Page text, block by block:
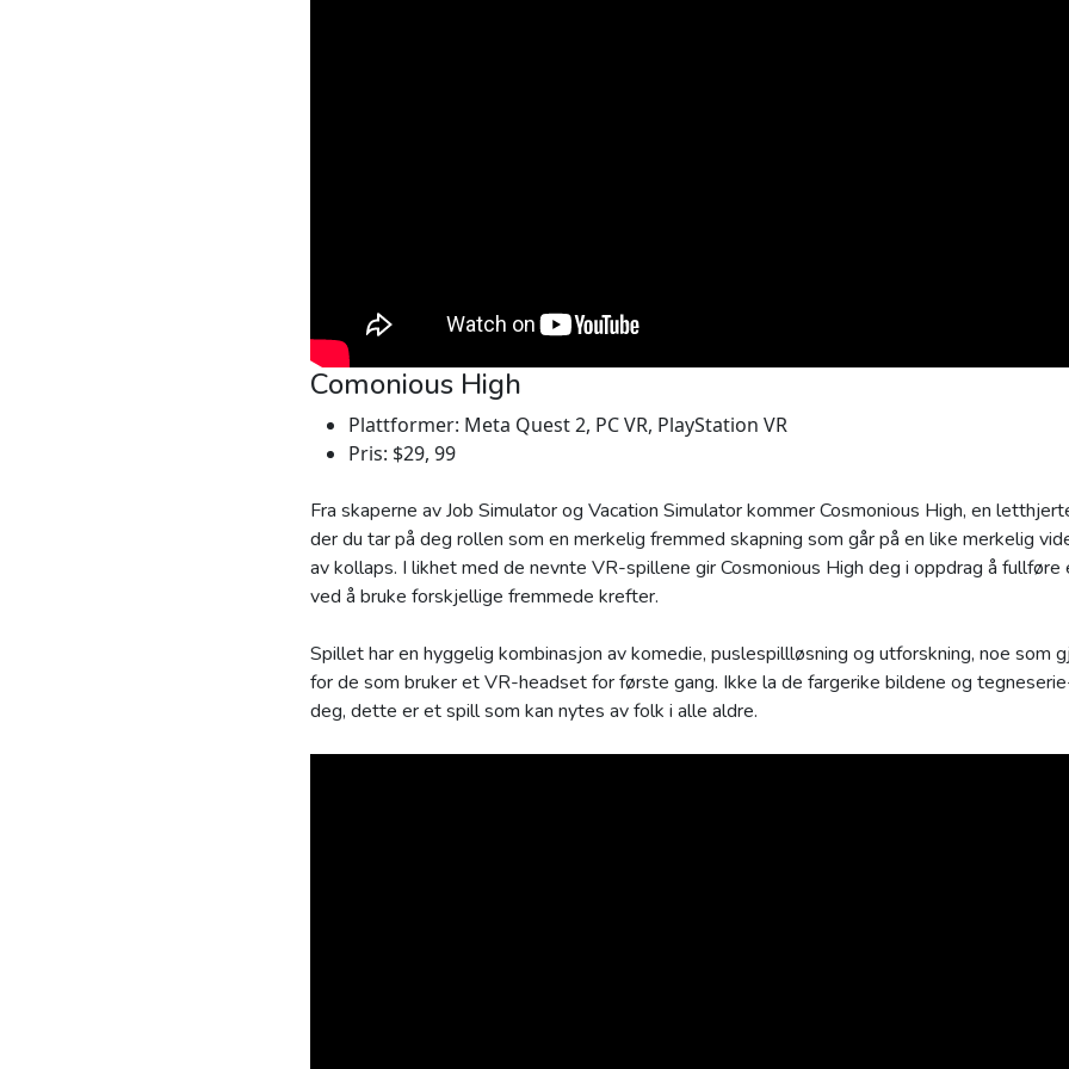
Comonious High
Plattformer: Meta Quest 2, PC VR, PlayStation VR
Pris: $29, 99
Fra skaperne av Job Simulator og Vacation Simulator kommer Cosmonious High, en
der du tar på deg rollen som en merkelig fremmed skapning som går på en like merkelig
av kollaps. I likhet med de nevnte VR-spillene gir Cosmonious High deg i oppdrag å fullføre
ved å bruke forskjellige fremmede krefter.
Spillet har en hyggelig kombinasjon av komedie, puslespillløsning og utforskning, noe som
for de som bruker et VR-headset for første gang. Ikke la de fargerike bildene og
deg, dette er et spill som kan nytes av folk i alle aldre.